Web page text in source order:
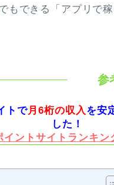
もできる「アプリで
トで月6桁の収入を安
した！
ントサイトランキン